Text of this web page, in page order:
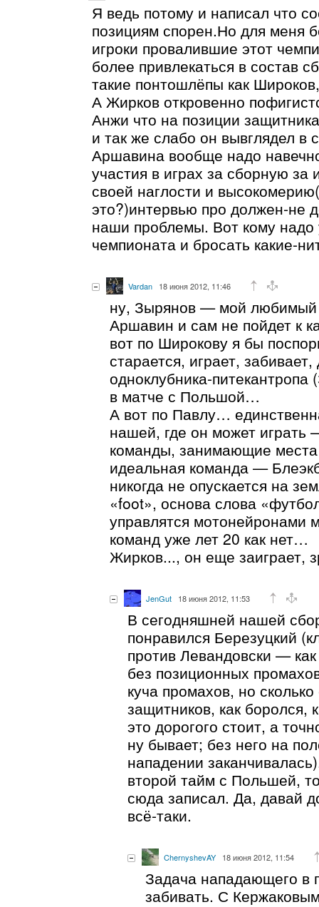
Я ведь потому и написал что
позициям спорен.Но для меня
игроки провалившие этот
более привлекаться в состав
такие понтошлёпы как
А Жирков откровенно
Анжи что на позиции
и так же слабо он вывглядел в
Аршавина вообще надо
участия в играх за сборную
своей наглости и
это?)интервью про должен-не
наши проблемы. Вот кому надо
чемпионата и бросать какие-
Vardan 18 июня 2012, 11:46
ну, Зырянов — мой любимый
Аршавин и сам не пойдет к
вот по Широкову я бы
старается, играет,
одноклубника-питекантропа
в матче с Польшой…
А вот по Павлу…
нашей, где он может
команды, занимающие
идеальная команда —
никогда не опускается на
«foot», основа слова
управлятся мотонейронами
команд уже лет 20 как нет…
Жирков..., он еще заиграет,
JenGut 18 июня 2012, 11:53
В сегодняшней нашей
понравился Березуцкий
против Левандовски —
без позиционных
куча промахов, но
защитников, как боролся,
это дорогого стоит, а
ну бывает; без него на
нападении
второй тайм с Польшей,
сюда записал. Да, давай
всё-таки.
ChernyshevAY 18 июня 2012, 11:54
Задача нападающего в
забивать. С